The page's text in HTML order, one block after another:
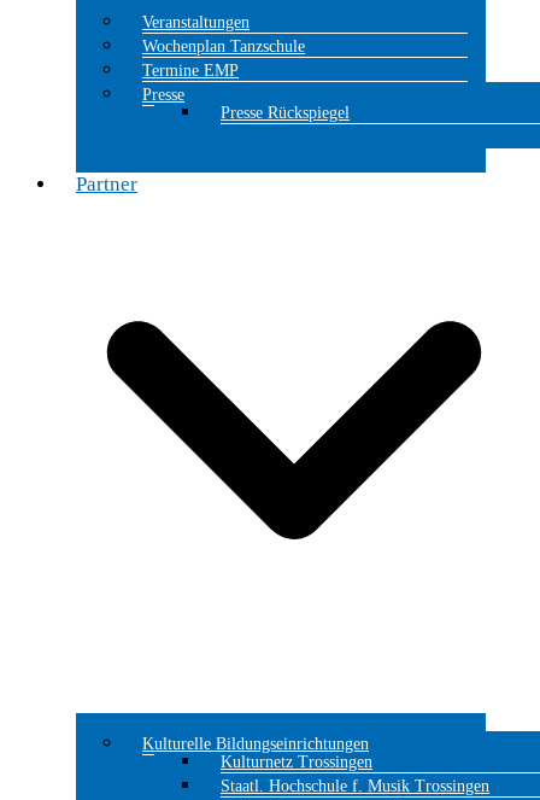
Veranstaltungen
Wochenplan Tanzschule
Termine EMP
Presse
Presse Rückspiegel
Partner
Kulturelle Bildungseinrichtungen
Kulturnetz Trossingen
Staatl. Hochschule f. Musik Trossingen